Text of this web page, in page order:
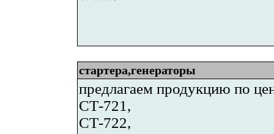
стартера,генераторы
предлагаем продукцию по
СТ-721,
СТ-722,